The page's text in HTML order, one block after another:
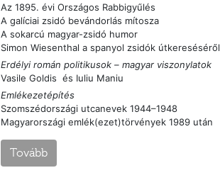
Az 1895. évi Országos Rabbigyűlés
A galíciai zsidó bevándorlás mítosza
A sokarcú magyar-zsidó humor
Simon Wiesenthal a spanyol zsidók útkereséséről
Erdélyi román politikusok – magyar viszonylatok
Vasile Goldis és Iuliu Maniu
Emlékezetépítés
Szomszédországi utcanevek 1944–1948
Magyarországi emlék(ezet)törvények 1989 után
Tovább